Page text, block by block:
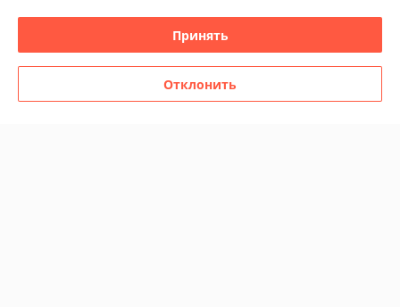
Полная версия сайта
Политика обработки cookies
Сайт создан на платформе Deal.by
Принять
Отклонить